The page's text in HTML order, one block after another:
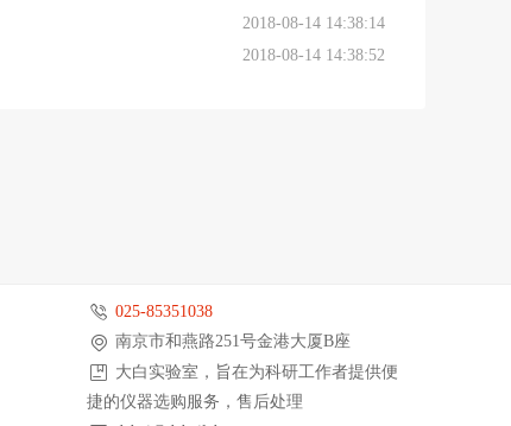
2018-08-14 14:38:14
2018-08-14 14:38:52
025-85351038
南京市和燕路251号金港大厦B座
大白实验室，旨在为科研工作者提供便
捷的仪器选购服务，售后处理